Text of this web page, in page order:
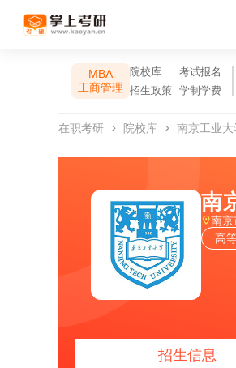
MBA
工商管理
院校库
考试报名
招生政策
学制学费
在职考研 院校库 南京工业大
南
南京
高
招生信息